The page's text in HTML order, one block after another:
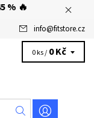
% 🔥
info@fitstore.cz
0 ks / 0 Kč